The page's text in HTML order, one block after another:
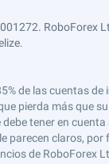
RoboForex
de las cuentas
pierda más que
tener en
claros,
de RoboForex